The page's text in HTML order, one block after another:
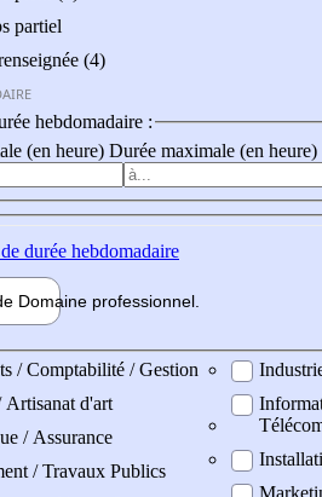
partiel
(4)
hebdomadaire :
(en heure) Durée maximale (en heure)
durée hebdomadaire
Domaine professionnel
/ Comptabilité / Gestion
Artisanat d'art
/ Assurance
/ Travaux Publics